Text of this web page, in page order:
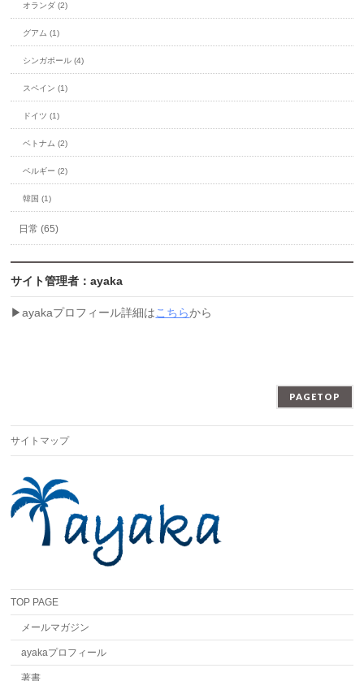
オランダ (2)
グアム (1)
シンガポール (4)
スペイン (1)
ドイツ (1)
ベトナム (2)
ベルギー (2)
韓国 (1)
日常 (65)
サイト管理者：ayaka
▶︎ayakaプロフィール詳細はこちらから
PAGETOP
サイトマップ
TOP PAGE
メールマガジン
ayakaプロフィール
著書